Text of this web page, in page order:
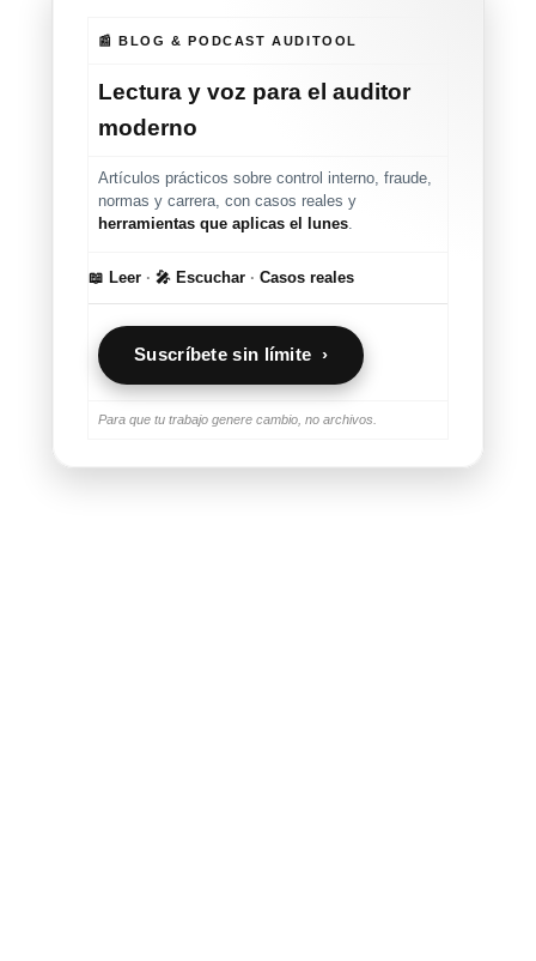
📰 BLOG & PODCAST AUDITOOL
Lectura y voz para el auditor
moderno
Artículos prácticos sobre control interno, fraude,
normas y carrera, con casos reales y
herramientas que aplicas el lunes.
📖 Leer · 🎤 Escuchar · Casos reales
Suscríbete sin límite ›
Para que tu trabajo genere cambio, no archivos.